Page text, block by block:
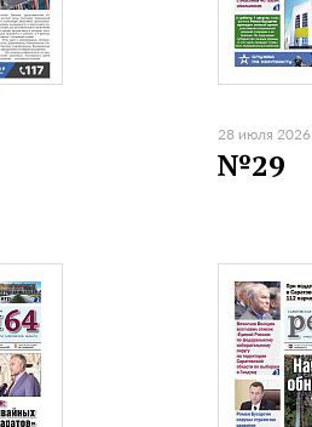
28 июля 2026
№29